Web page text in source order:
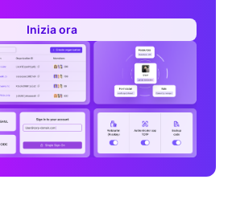
Inizia ora